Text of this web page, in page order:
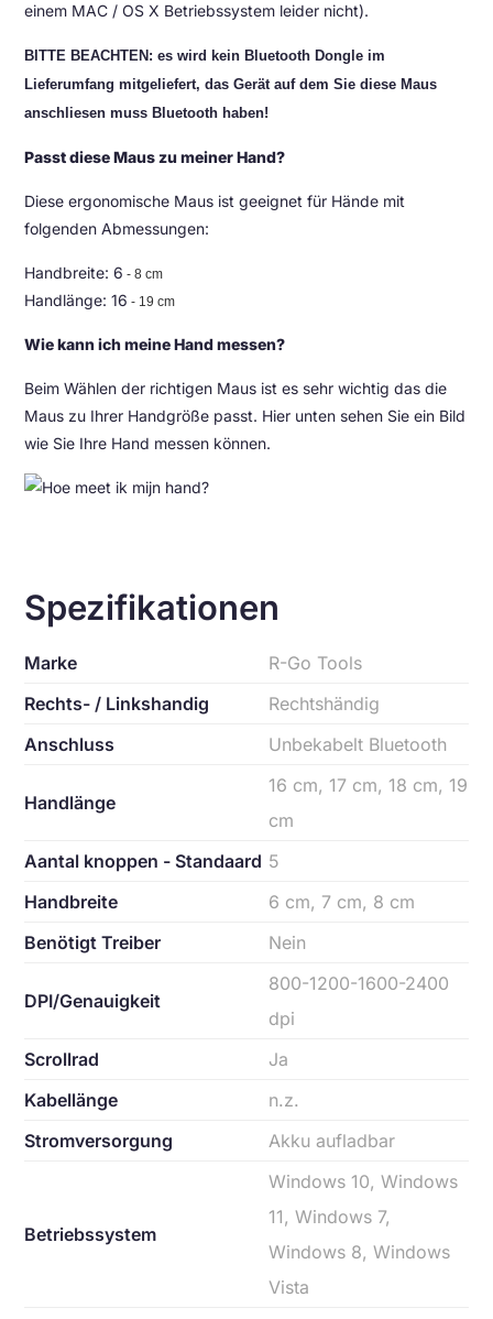
einem MAC / OS X Betriebssystem leider nicht).
BITTE BEACHTEN: es wird kein Bluetooth Dongle im
Lieferumfang mitgeliefert, das Gerät auf dem Sie diese Maus
anschliesen muss Bluetooth haben!
Passt diese Maus zu meiner Hand?
Diese ergonomische Maus ist geeignet für Hände mit
folgenden Abmessungen:
Handbreite: 6 - 8 cm
Handlänge: 16 - 19 cm
Wie kann ich meine Hand messen?
Beim Wählen der richtigen Maus ist es sehr wichtig das die
Maus zu Ihrer Handgröße passt. Hier unten sehen Sie ein Bild
wie Sie Ihre Hand messen können.
Spezifikationen
Marke
R-Go Tools
Rechts- / Linkshandig
Rechtshändig
Anschluss
Unbekabelt Bluetooth
Handlänge
16 cm, 17 cm, 18 cm, 19
cm
Aantal knoppen - Standaard 5
Handbreite
6 cm, 7 cm, 8 cm
Benötigt Treiber
Nein
DPI/Genauigkeit
800-1200-1600-2400
dpi
Scrollrad
Ja
Kabellänge
n.z.
Stromversorgung
Akku aufladbar
Betriebssystem
Windows 10, Windows
11, Windows 7,
Windows 8, Windows
Vista